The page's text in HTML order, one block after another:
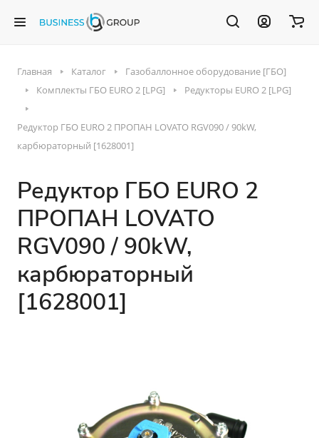
Главная Каталог
Газобаллонное оборудование [ГБО]
Комплекты ГБО EURO 2 [LPG]
Редукторы EURO 2 [LPG]
Редуктор ГБО EURO 2 ПРОПАН LOVATO RGV090 / 90kW,
карбюраторный [1628001]
Редуктор ГБО EURO 2
ПРОПАН LOVATO
RGV090 / 90kW,
карбюраторный
[1628001]